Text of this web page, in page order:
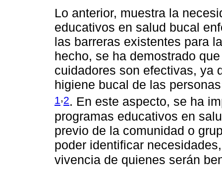
Lo anterior, muestra la
educativos en salud bucal
las barreras existentes para
hecho, se ha demostrado
cuidadores son efectivas, ya
higiene bucal de las
1 ,2. En este aspecto, se ha
programas educativos en
previo de la comunidad o
poder identificar
vivencia de quienes serán